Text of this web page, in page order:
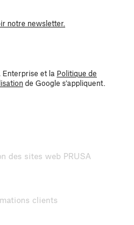
notre newsletter.
et la Politique de
de Google s'appliquent.
des sites web PRUSA
clients